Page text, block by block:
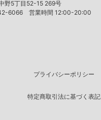
野5丁目52-15 269号
6066 営業時間 12:00-20:00
プライバシーポリシー
特定商取引法に基づく表記